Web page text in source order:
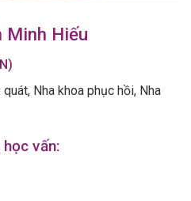
Minh Hiếu
quát, Nha khoa phục hồi, Nha
vấn: